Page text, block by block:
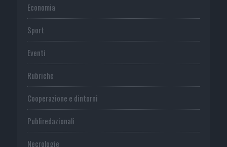
Economia
Sport
Eventi
Rubriche
Cooperazione e dintorni
Publiredazionali
Necrologie